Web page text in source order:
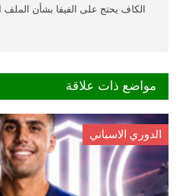
الكاف يحتج على الفيفا بشأن الملف
مواضع ذات علاقة
الدوري الاسباني